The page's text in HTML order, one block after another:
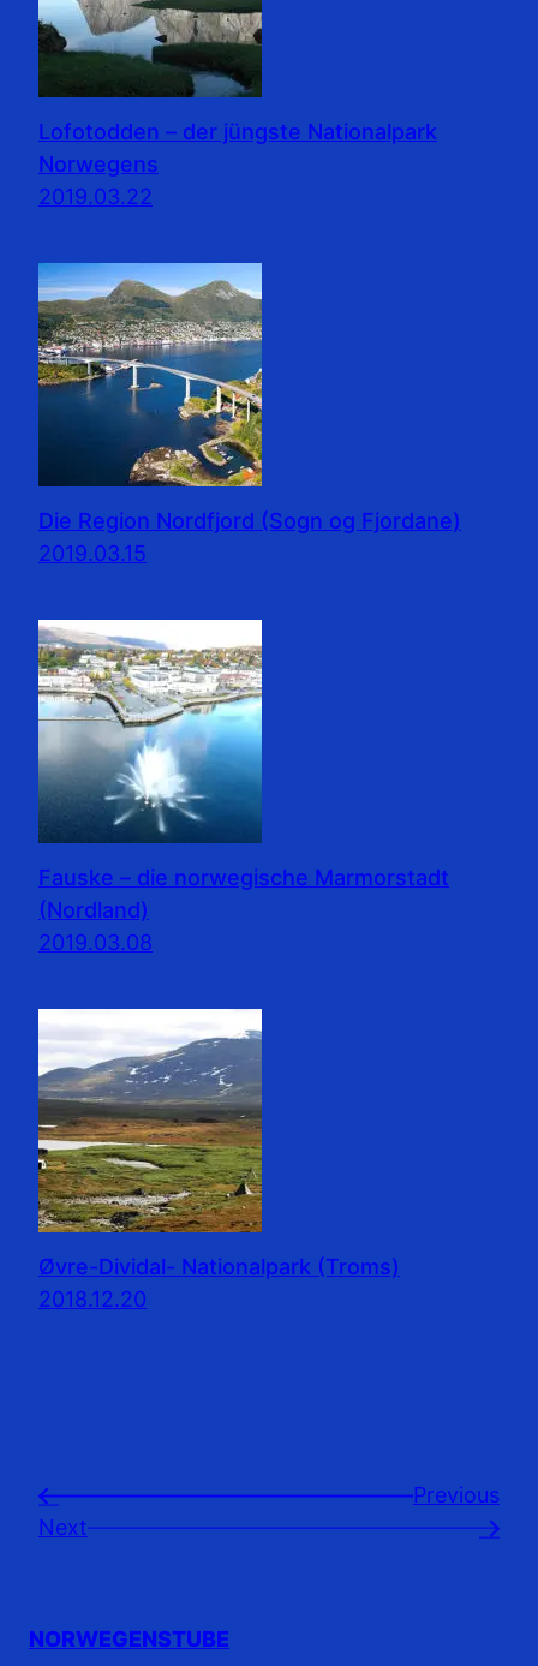
Lofotodden – der jüngste Nationalpark
Norwegens
2019.03.22
Die Region Nordfjord (Sogn og Fjordane)
2019.03.15
Fauske – die norwegische Marmorstadt
(Nordland)
2019.03.08
Øvre-Dividal- Nationalpark (Troms)
2018.12.20
←
Previousㅤ
Next
→
NORWEGENSTUBE